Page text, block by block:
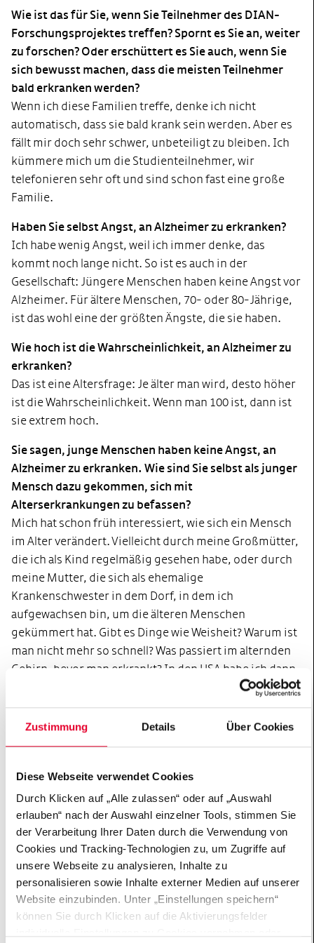
Zustimmung Details Über Cookies
Diese Webseite verwendet Cookies
Durch Klicken auf „Alle zulassen“ oder auf „Auswahl
erlauben“ nach der Auswahl einzelner Tools, stimmen Sie
der Verarbeitung Ihrer Daten durch die Verwendung von
Cookies und Tracking-Technologien zu, um Zugriffe auf
unsere Webseite zu analysieren, Inhalte zu
personalisieren sowie Inhalte externer Medien auf unserer
Website einzubinden. Unter „Einstellungen speichern“
können Sie durch Klicken auf die Aktivierungsfelder
Wie ist das für Sie, wenn Sie Teilnehmer des DIAN-
Forschungsprojektes treffen? Spornt es Sie an, weiter
zu forschen? Oder erschüttert es Sie auch, wenn Sie
sich bewusst machen, dass die meisten Teilnehmer
bald erkranken werden?
Wenn ich diese Familien treffe, denke ich nicht
automatisch, dass sie bald krank sein werden. Aber es
fällt mir doch sehr schwer, unbeteiligt zu bleiben. Ich
kümmere mich um die Studienteilnehmer, wir
telefonieren sehr oft und sind schon fast eine große
Familie.
Haben Sie selbst Angst, an Alzheimer zu erkranken?
Ich habe wenig Angst, weil ich immer denke, das
kommt noch lange nicht. So ist es auch in der
Gesellschaft: Jüngere Menschen haben keine Angst vor
Alzheimer. Für ältere Menschen, 70- oder 80-Jährige,
ist das wohl eine der größten Ängste, die sie haben.
Wie hoch ist die Wahrscheinlichkeit, an Alzheimer zu
erkranken?
Das ist eine Altersfrage: Je älter man wird, desto höher
ist die Wahrscheinlichkeit. Wenn man 100 ist, dann ist
sie extrem hoch.
Sie sagen, junge Menschen haben keine Angst, an
Alzheimer zu erkranken. Wie sind Sie selbst als junger
Mensch dazu gekommen, sich mit
Alterserkrankungen zu befassen?
Mich hat schon früh interessiert, wie sich ein Mensch
im Alter verändert. Vielleicht durch meine Großmütter,
die ich als Kind regelmäßig gesehen habe, oder durch
meine Mutter, die sich als ehemalige
Krankenschwester in dem Dorf, in dem ich
aufgewachsen bin, um die älteren Menschen
gekümmert hat. Gibt es Dinge wie Weisheit? Warum ist
man nicht mehr so schnell? Was passiert im alternden
Gehirn, bevor man erkrankt? In den USA habe ich dann
am National Institute on Aging untersucht, wie sich das
Gehirn im Alter verändert. Zurück in Europa habe ich
meine Faszination für Alzheimer entdeckt, immerhin
vor Ihrer Haustür und seit Ihrer Kindheit sind Sie in
den Bergen unterwegs. Kommen Sie heute überhaupt
noch dazu, in die Berge zu gehen?
Wie das so ist, wenn man älter wird – man spricht
darüber, aber macht immer weniger. Ich habe das
Gefühl, ich habe immer weniger Zeit. Aber so richtig
nachvollziehen kann ich nicht, warum ich vor zehn